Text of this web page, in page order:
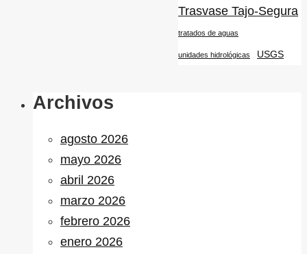
Trasvase Tajo-Segura
tratados de aguas
unidades hidrológicas USGS
Archivos
agosto 2026
mayo 2026
abril 2026
marzo 2026
febrero 2026
enero 2026